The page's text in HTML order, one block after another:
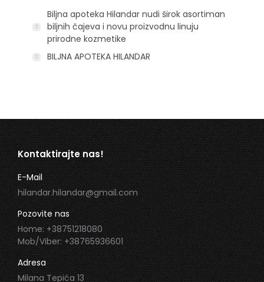
Biljna apoteka Hilandar nudi širok asortiman
biljnih čajeva i novu proizvodnu linuju
prirodne kozmetike
BILJNA APOTEKA HILANDAR
Kontaktirajte nas!
E-Mail
hilandar.hilandar@gmail.com
Pozovite nas
Home: +38751218080
Mob/Viber: +38765936601
Adresa
Milana Tepića 13